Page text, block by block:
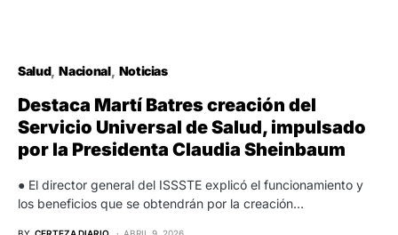
Salud Nacional Noticias
Destaca Martí Batres creación del
Servicio Universal de Salud, impulsado
por la Presidenta Claudia Sheinbaum
● El director general del ISSSTE explicó el funcionamiento y
los beneficios que se obtendrán por la creación…